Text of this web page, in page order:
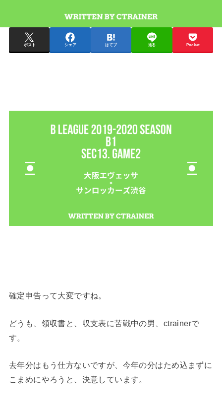
ポスト シェア はてブ 送る Pocket
確定申告って大変ですね。
どうも、領収書と、収支表に苦戦中の男、ctrainerで
す。
去年分はもう仕方ないですが、今年の分はため込まずに
こまめにやろうと、決意しています。